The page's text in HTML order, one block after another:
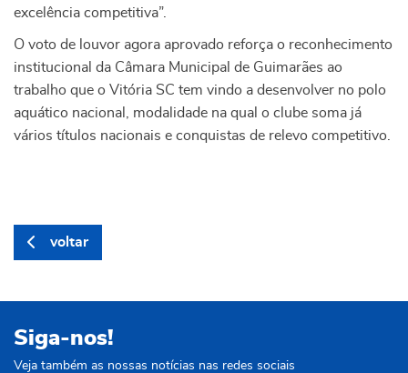
excelência competitiva”.
O voto de louvor agora aprovado reforça o reconhecimento
institucional da Câmara Municipal de Guimarães ao
trabalho que o Vitória SC tem vindo a desenvolver no polo
aquático nacional, modalidade na qual o clube soma já
vários títulos nacionais e conquistas de relevo competitivo.
voltar
Siga-nos!
Veja também as nossas notícias nas redes sociais